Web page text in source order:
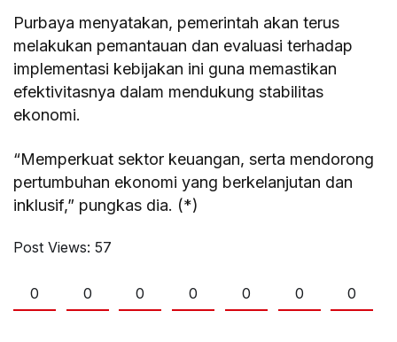
Purbaya menyatakan, pemerintah akan terus
melakukan pemantauan dan evaluasi terhadap
implementasi kebijakan ini guna memastikan
efektivitasnya dalam mendukung stabilitas
ekonomi.
“Memperkuat sektor keuangan, serta mendorong
pertumbuhan ekonomi yang berkelanjutan dan
inklusif,” pungkas dia. (*)
Post Views: 57
0 0 0 0 0 0 0